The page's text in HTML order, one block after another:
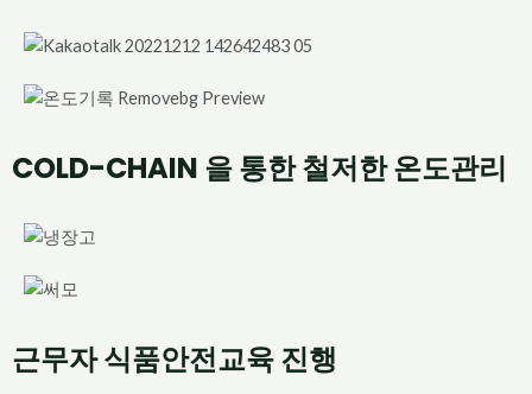
COLD-CHAIN 을 통한 철저한 온도관리
근무자 식품안전교육 진행